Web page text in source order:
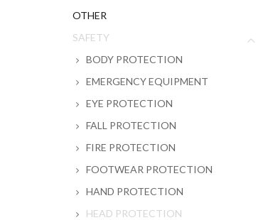
OTHER
SAFETY
BODY PROTECTION
EMERGENCY EQUIPMENT
EYE PROTECTION
FALL PROTECTION
FIRE PROTECTION
FOOTWEAR PROTECTION
HAND PROTECTION
HEAD PROTECTION